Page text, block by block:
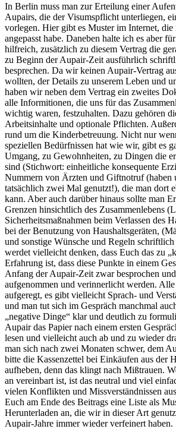
In Berlin muss man zur Erteilung einer
Aupairs, die der Visumspflicht unterliegen,
vorlegen. Hier gibt es Muster im Internet, die
angepasst habe. Daneben halte ich es aber
hilfreich, zusätzlich zu diesem Vertrag die
zu Beginn der Aupair-Zeit ausführlich
besprechen. Da wir keinen Aupair-Vertrag
wollten, der Details zu unserem Leben und
haben wir neben dem Vertrag ein zweites
alle Informitionen, die uns für das
wichtig waren, festzuhalten. Dazu gehören
Arbeitsinhalte und optionale Pflichten.
rund um die Kinderbetreuung. Nicht nur
speziellen Bedürfnissen hat wie wir, gibt es
Umgang, zu Gewohnheiten, zu Dingen die
sind (Stichwort: einheitliche konsequente
Nummern von Ärzten und Giftnotruf (haben
tatsächlich zwei Mal genutzt!), die man dort
kann. Aber auch darüber hinaus sollte man
Grenzen hinsichtlich des Zusammenlebens
Sicherheitsmaßnahmen beim Verlassen des
bei der Benutzung von Haushaltsgeräten,
und sonstige Wünsche und Regeln
werdet vielleicht denken, dass Euch das zu
Erfahrung ist, dass diese Punkte in einem
Anfang der Aupair-Zeit zwar besprochen
aufgenommen und verinnerlicht werden.
aufgeregt, es gibt vielleicht Sprach- und
und man tut sich im Gespräch manchmal
„negative Dinge“ klar und deutlich zu
Aupair das Papier nach einem ersten
lesen und vielleicht auch ab und zu wieder
man sich nach zwei Monaten schwer, dem
bitte die Kassenzettel bei Einkäufen aus der
aufheben, denn das klingt nach Mißtrauen.
an vereinbart ist, ist das neutral und viel
vielen Konflikten und Missverständnissen
Euch am Ende des Beitrags eine Liste als
Herunterladen an, die wir in dieser Art
Aupair-Jahre immer wieder verfeinert haben.